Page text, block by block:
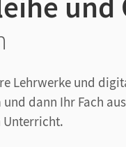
Lehrwerke und
dann Ihr Fach
Unterricht.